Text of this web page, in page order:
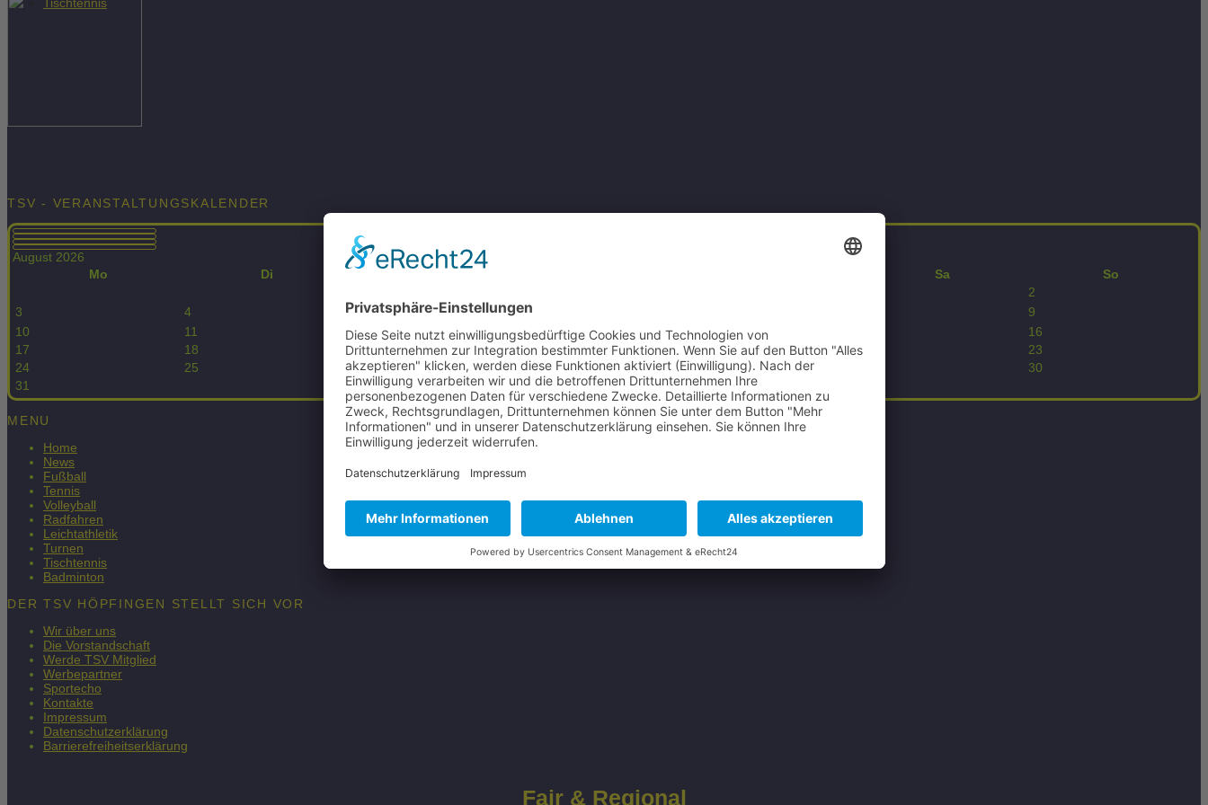
Tischtennis
TSV - VERANSTALTUNGSKALENDER
August 2026
Mo
Di Sa
So
2
3
4 5 6
9
10
11 12 13 14
16
17
18 19 20 21 22
23
24
25 26 27 28
30
31
MENU
Home
News
Fußball
Tennis
Volleyball
Radfahren
Leichtathletik
Turnen
Tischtennis
Badminton
DER TSV HÖPFINGEN STELLT SICH VOR
Wir über uns
Die Vorstandschaft
Werde TSV Mitglied
Werbepartner
Sportecho
Kontakte
Impressum
Datenschutzerklärung
Barrierefreiheitserklärung
Fair & Regional